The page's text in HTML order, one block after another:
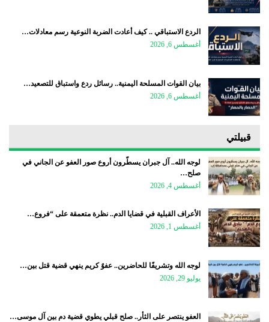
الردع الاستباقي .. كيف أعادت الضربة النوعية رسم معادلات…
أغسطس 6, 2026
بيان القوات المسلحة اليمنية.. رسائل ردع واستباق للتصعيد…
أغسطس 6, 2026
قبيلتي
لوجه الله.. آل جبران يسطّرون أروع صور العفو عن الجاني في
صلح…
أغسطس 4, 2026
الأعراف القبلية في قضايا الدم.. نظرة متعمقة على “فروع…
أغسطس 1, 2026
لوجه الله وتشريفًا للحاضرين.. عفوٌ كريم ينهي قضية قتل بين…
يوليو 29, 2026
العفو ينتصر على الثأر.. صلح قبلي يطوي قضية دم بين آل موسى…